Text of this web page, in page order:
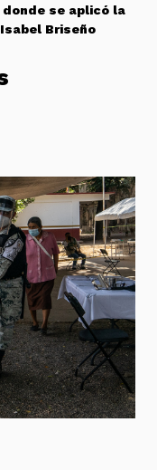
se aplicó la
Briseño